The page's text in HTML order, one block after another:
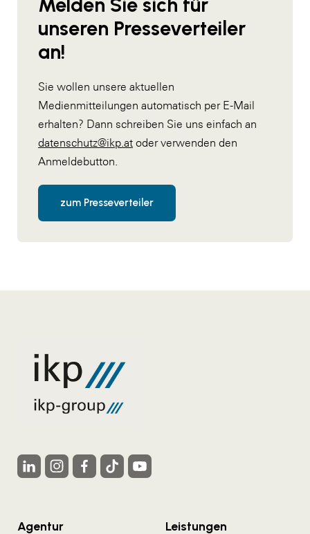
unseren Presseverteiler
an!
Sie wollen unsere aktuellen
Medienmitteilungen automatisch per E-Mail
erhalten? Dann schreiben Sie uns einfach an
datenschutz@ikp.at oder verwenden den
Anmeldebutton.
zum Presseverteiler
Agentur
Leistungen